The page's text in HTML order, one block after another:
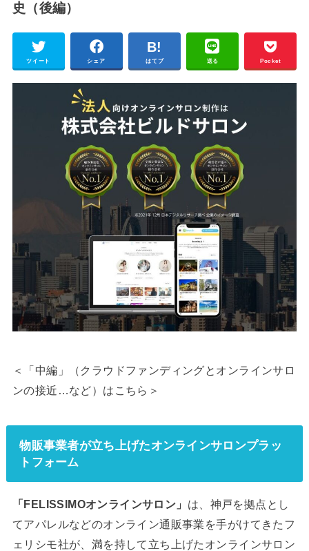
史（後編）
ツイート シェア はてブ 送る Pocket
＜「中編」（クラウドファンディングとオンラインサロ
ンの接近…など）はこちら＞
物販事業者が立ち上げたオンラインサロンプラッ
トフォーム
「FELISSIMOオンラインサロン」 は、神戸を拠点とし
てアパレルなどのオンライン通販事業を手がけてきたフ
ェリシモ社が、満を持して立ち上げたオンラインサロン